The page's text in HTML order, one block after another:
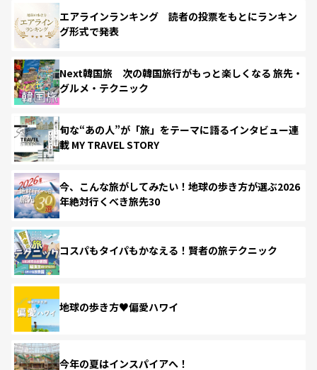
エアラインランキング 読者の投票をもとにランキン
グ形式で発表
Next韓国旅 次の韓国旅行がもっと楽しくなる 旅先・
グルメ・テクニック
旬な“あの人”が「旅」をテーマに語るインタビュー連
載 MY TRAVEL STORY
今、こんな旅がしてみたい！地球の歩き方が選ぶ2026
年絶対行くべき旅先30
コスパもタイパもかなえる！賢者の旅テクニック
地球の歩き方♥偏愛ハワイ
今年の夏はインスパイアへ！